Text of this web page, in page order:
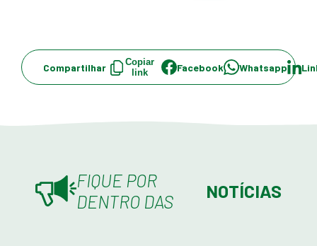
Compartilhar
Copiar
link
Facebook Whatsapp
FIQUE POR
DENTRO DAS
NOTÍCIAS